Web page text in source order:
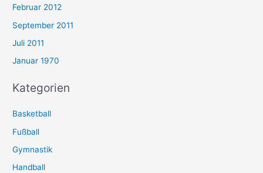
Februar 2012
September 2011
Juli 2011
Januar 1970
Kategorien
Basketball
Fußball
Gymnastik
Handball